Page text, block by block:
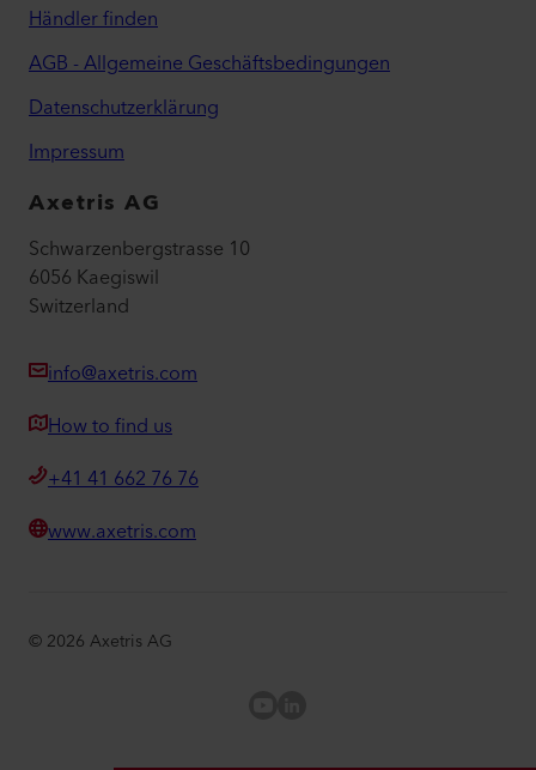
Händler finden
AGB - Allgemeine Geschäftsbedingungen
Datenschutzerklärung
Impressum
Axetris AG
Schwarzenbergstrasse 10
6056 Kaegiswil
Switzerland
info@axetris.com
How to find us
+41 41 662 76 76
www.axetris.com
© 2026 Axetris AG